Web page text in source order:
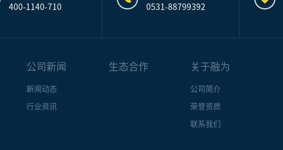
400-1140-710
0531-88799392
公司新闻
新闻动态
行业资讯
生态合作 关于融为
公司简介
荣誉资质
联系我们